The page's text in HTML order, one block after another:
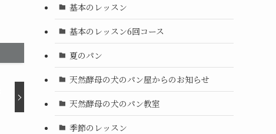
基本のレッスン
基本のレッスン6回コース
夏のパン
天然酵母の犬のパン屋からのお知らせ
天然酵母の犬のパン教室
季節のレッスン